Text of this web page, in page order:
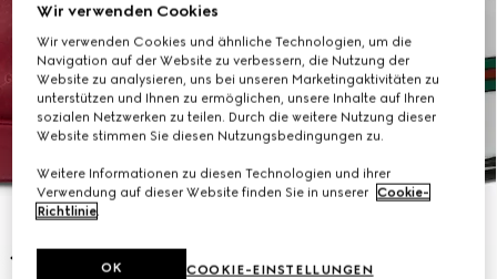
Wir verwenden Cookies
Wir verwenden Cookies und ähnliche Technologien, um die
Navigation auf der Website zu verbessern, die Nutzung der
Website zu analysieren, uns bei unseren Marketingaktivitäten zu
unterstützen und Ihnen zu ermöglichen, unsere Inhalte auf Ihren
sozialen Netzwerken zu teilen. Durch die weitere Nutzung dieser
Website stimmen Sie diesen Nutzungsbedingungen zu.
Weitere Informationen zu diesen Technologien und ihrer
Verwendung auf dieser Website finden Sie in unserer Cookie-
Richtlinie.
COOKIE-EINSTELLUNGEN
OK